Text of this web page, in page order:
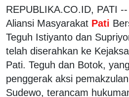
REPUBLIKA.CO.ID, PATI
Aliansi Masyarakat Pati
Teguh Istiyanto dan
telah diserahkan ke
Pati. Teguh dan Botok,
penggerak aksi
Sudewo, terancam